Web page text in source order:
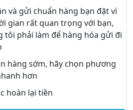
và gửi chuẩn hàng bạn đặt vì
gian rất quan trọng với bạn,
tôi phải làm để hàng hóa gửi đi
hàng sớm, hãy chọn phương
hơn
hoàn lại tiền